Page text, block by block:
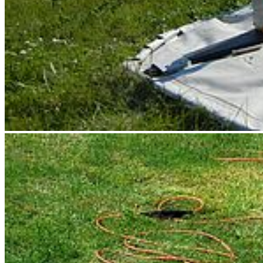
Telefon +49 3834 420 4557
Telefax +49 3834 420 4572
buettner@uni-greifswald.de
Lebenslauf / Akademische Laufbahn und co sieheWebseite
Die GeophysikLehredeckt die gesamte Bandbreite der Geophysik
ab. Es werden die Gravimetrie, Magnetik, Geoelektrik,
Elektromagnetik, Seismologie und Seismik behandelt. Somit
erhalten die Studierenden ein solides Grundwissen zu den einzelnen
Verfahren.
Der Schwerpunkt der betreutenQualifikationsarbeitenund der
Forschung liegt an diesem Institut in der angewandten Geophysik.
Dies spiegelt sich auch in der apparativen Ausstatttung wieder. Im
Mittelpunkt stehen zum Beispiel Fragestellungen aus den Bereichen
der: